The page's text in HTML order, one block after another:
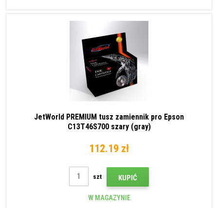
JetWorld PREMIUM tusz zamiennik pro Epson
C13T46S700 szary (gray)
112.19 zł
szt KUPIĆ
W MAGAZYNIE